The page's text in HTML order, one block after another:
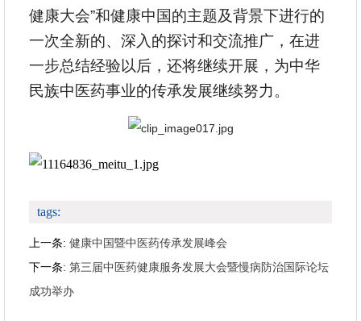
健康大会”和健康中国的主题及背景下进行的
一次全新的、深入的探讨和交流推广，在进
一步总结经验以后，还将继续开展，为中华
民族中医药事业的传承发展继续努力。
tags:
上一条: 健康中国暨中医药传承发展峰会
下一条: 第三届中医药健康服务发展大会暨慢病防治国际论坛
成功举办